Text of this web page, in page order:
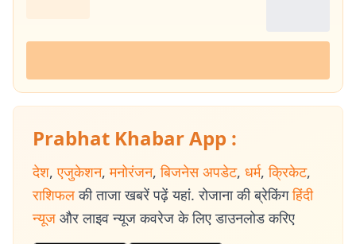
Prabhat Khabar App :
देश, एजुकेशन, मनोरंजन, बिजनेस अपडेट, धर्म, क्रिकेट,
राशिफल की ताजा खबरें पढ़ें यहां. रोजाना की ब्रेकिंग हिंदी
न्यूज और लाइव न्यूज कवरेज के लिए डाउनलोड करिए